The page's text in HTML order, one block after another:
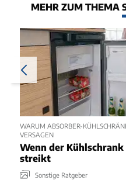
MEHR ZUM THEMA
WARUM ABSORBER-
VERSAGEN
Wenn der
streikt
Sonstige Ratgeber